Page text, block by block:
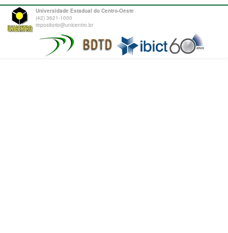
Universidade Estadual do Centro-Oeste
(42) 3621-1000
repositorio@unicentro.br